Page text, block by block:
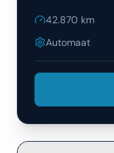
42.870 km
Automaat